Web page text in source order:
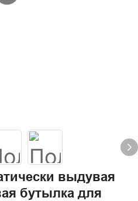
выдувая
бутылка для